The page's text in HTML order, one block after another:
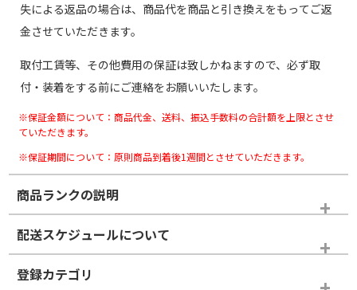
失による返品の場合は、商品代を商品と引き換えをもってご返
金させていただきます。
取付工賃等、その他費用の保証は致しかねますので、必ず取
付・装着をする前にご連絡をお願いいたします。
※保証金額について：商品代金、送料、振込手数料の合計額を上限とさせ
ていただきます。
※保証期間について：原則商品到着後1週間とさせていただきます。
商品ランクの説明
※商品ランクは出品者の主観により判断しておりますので、あら
かじめご了承ください。
ホイールランク
配送スケジュールについて
登録カテゴリ